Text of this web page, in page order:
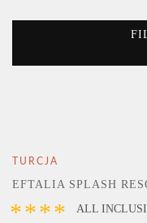
TURCJA
EFTALIA SPLASH
**** ALL